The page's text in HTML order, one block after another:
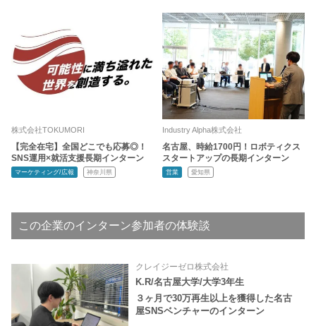
株式会社TOKUMORI
【完全在宅】全国どこでも応募◎！
SNS運用×就活支援長期インターン
マーケティング/広報 神奈川県
Industry Alpha株式会社
名古屋、時給1700円！ロボティクス
スタートアップの長期インターン
営業 愛知県
この企業のインターン参加者の体験談
クレイジーゼロ株式会社
K.R/名古屋大学/大学3年生
３ヶ月で30万再生以上を獲得した名古
屋SNSベンチャーのインターン